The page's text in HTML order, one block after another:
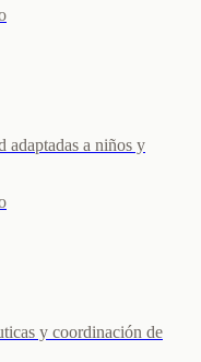
adaptadas a niños y
y coordinación de